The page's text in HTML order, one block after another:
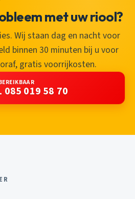
met uw riool?
Wij staan dag en nacht voor
binnen 30 minuten bij u voor
gratis voorrijkosten.
085 019 58 70